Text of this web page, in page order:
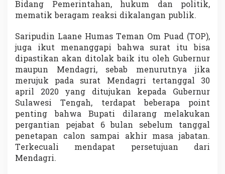
n
l
u
a
r
g
a
M
u
i
d
D
i
p
Bidang Pemerintahan, hukum dan politik,
mematik beragam reaksi dikalangan publik.
Saripudin Laane Humas Teman Om Puad (TOP),
juga ikut menanggapi bahwa surat itu bisa
dipastikan akan ditolak baik itu oleh Gubernur
maupun Mendagri, sebab menurutnya jika
merujuk pada surat Mendagri tertanggal 30
april 2020 yang ditujukan kepada Gubernur
Sulawesi Tengah, terdapat beberapa point
penting bahwa Bupati dilarang melakukan
pergantian pejabat 6 bulan sebelum tanggal
penetapan calon sampai akhir masa jabatan.
Terkecuali mendapat persetujuan dari
Mendagri.